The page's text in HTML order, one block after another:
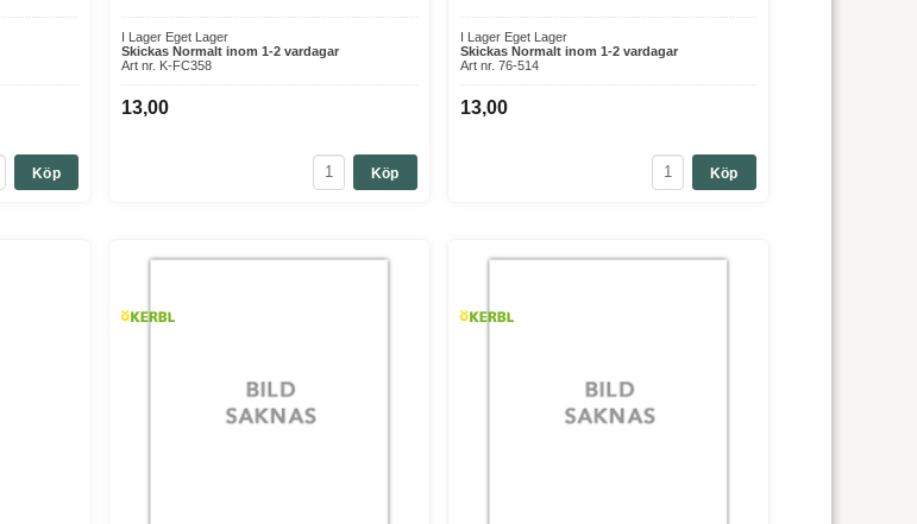
Köp
I Lager Eget Lager
Skickas Normalt inom 1-2 vardagar
Art nr. K-FC358
13,00
Köp
I Lager Eget Lager
Skickas Normalt inom 1-2 vardagar
Art nr. 76-514
13,00
Köp